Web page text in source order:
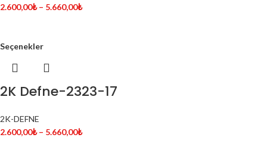
2.600,00₺ – 5.660,00₺
Seçenekler
2K Defne-2323-17
2K-DEFNE
2.600,00₺ – 5.660,00₺